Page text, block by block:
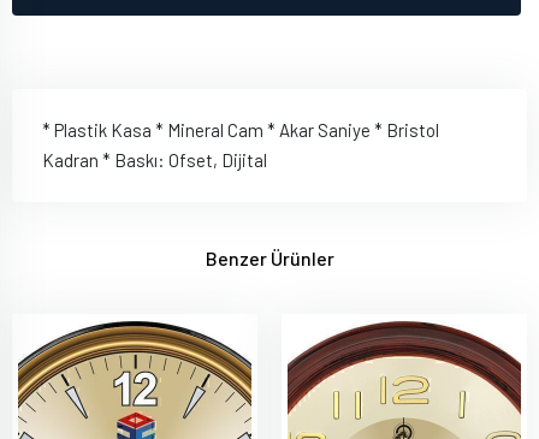
* Plastik Kasa * Mineral Cam * Akar Saniye * Bristol
Kadran * Baskı: Ofset, Dijital
Benzer Ürünler